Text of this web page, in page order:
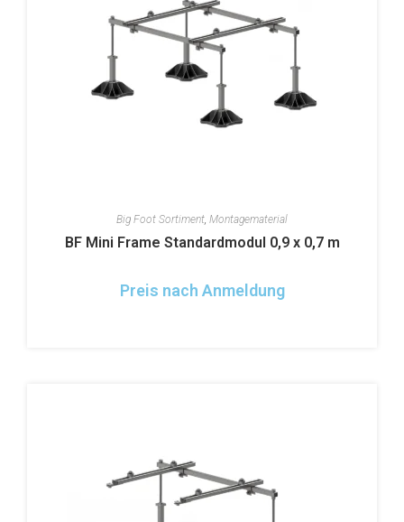
Big Foot Sortiment, Montagematerial
BF Mini Frame Standardmodul 0,9 x 0,7 m
Preis nach Anmeldung